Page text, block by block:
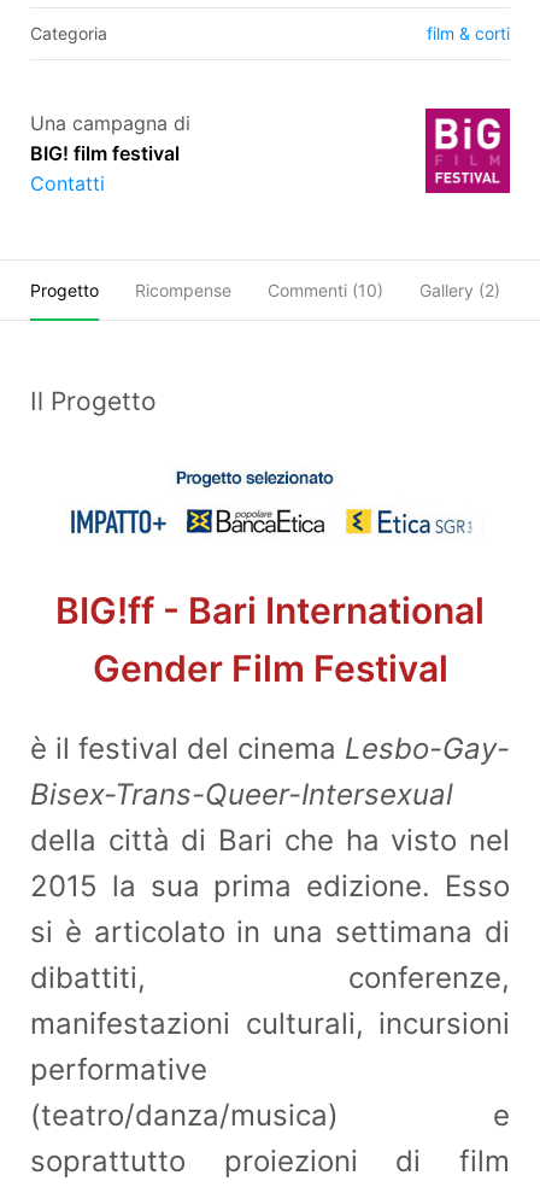
Categoria film & corti
Una campagna di
BIG! film festival
Contatti
Progetto Ricompense Commenti (10) Gallery (2)
Il Progetto
BIG!ff - Bari International
Gender Film Festival
è il festival del cinema Lesbo-Gay-
Bisex-Trans-Queer-Intersexual
della città di Bari che ha visto nel
2015 la sua prima edizione. Esso
si è articolato in una settimana di
dibattiti, conferenze,
manifestazioni culturali, incursioni
performative
(teatro/danza/musica) e
soprattutto proiezioni di film